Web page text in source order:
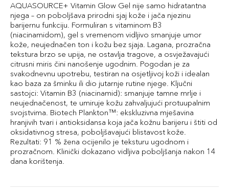
AQUASOURCE+ Vitamin Glow Gel nije samo hidratantna
njega – on poboljšava prirodni sjaj kože i jača njezinu
barijernu funkciju. Formuliran s vitaminom B3
(niacinamidom), gel s vremenom vidljivo smanjuje umor
kože, neujednačen ton i kožu bez sjaja. Lagana, prozračna
tekstura brzo se upija, ne ostavlja tragove, a osvježavajući
citrusni miris čini nanošenje ugodnim. Pogodan je za
svakodnevnu upotrebu, testiran na osjetljivoj koži i idealan
kao baza za šminku ili dio jutarnje rutine njege. Ključni
sastojci: Vitamin B3 (niacinamid): smanjuje tamne mrlje i
neujednačenost, te umiruje kožu zahvaljujući protuupalnim
svojstvima. Biotech Plankton™: ekskluzivna mješavina
hranjivih tvari i antioksidansa koja jača kožnu barijeru i štiti od
oksidativnog stresa, poboljšavajući blistavost kože.
Rezultati: 91 % žena ocijenilo je teksturu ugodnom i
prozračnom. Klinički dokazano vidljiva poboljšanja nakon 14
dana korištenja.